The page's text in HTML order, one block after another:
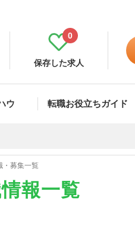
保存した求人
0
ウ 転職お役立ちガイド
・募集一覧
報一覧